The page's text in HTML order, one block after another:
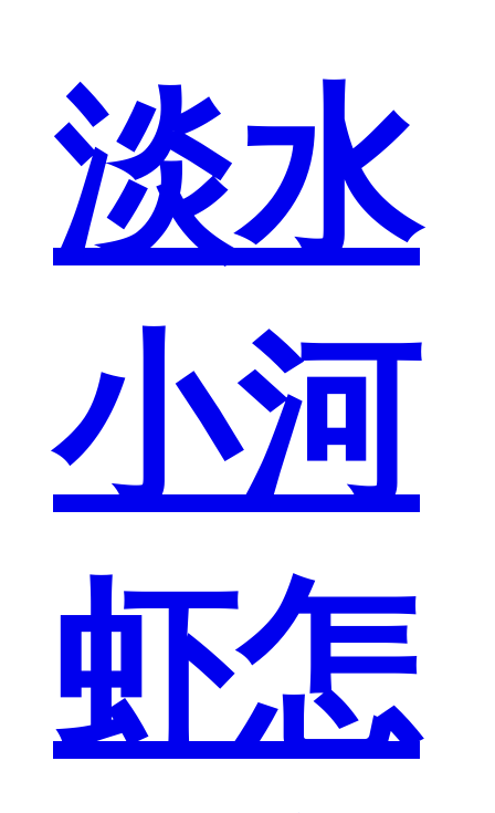
淡水
小河
虾怎